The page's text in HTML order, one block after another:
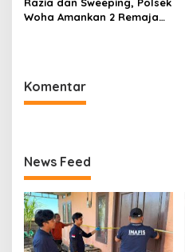
Woha Amankan 2 Remaja
Komentar
News Feed